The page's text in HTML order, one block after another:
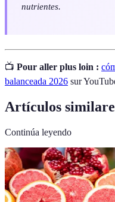
nutrientes.
📺 Pour aller plus loin :
balanceada 2026 sur
Artículos
Continúa leyendo